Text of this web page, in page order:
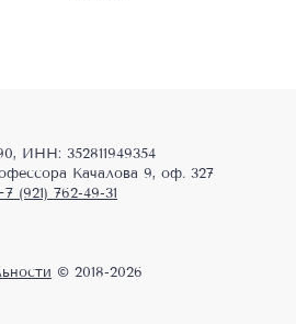
ИНН: 352811949354
Качалова 9, оф. 327
(921) 762-49-31
© 2018-2026